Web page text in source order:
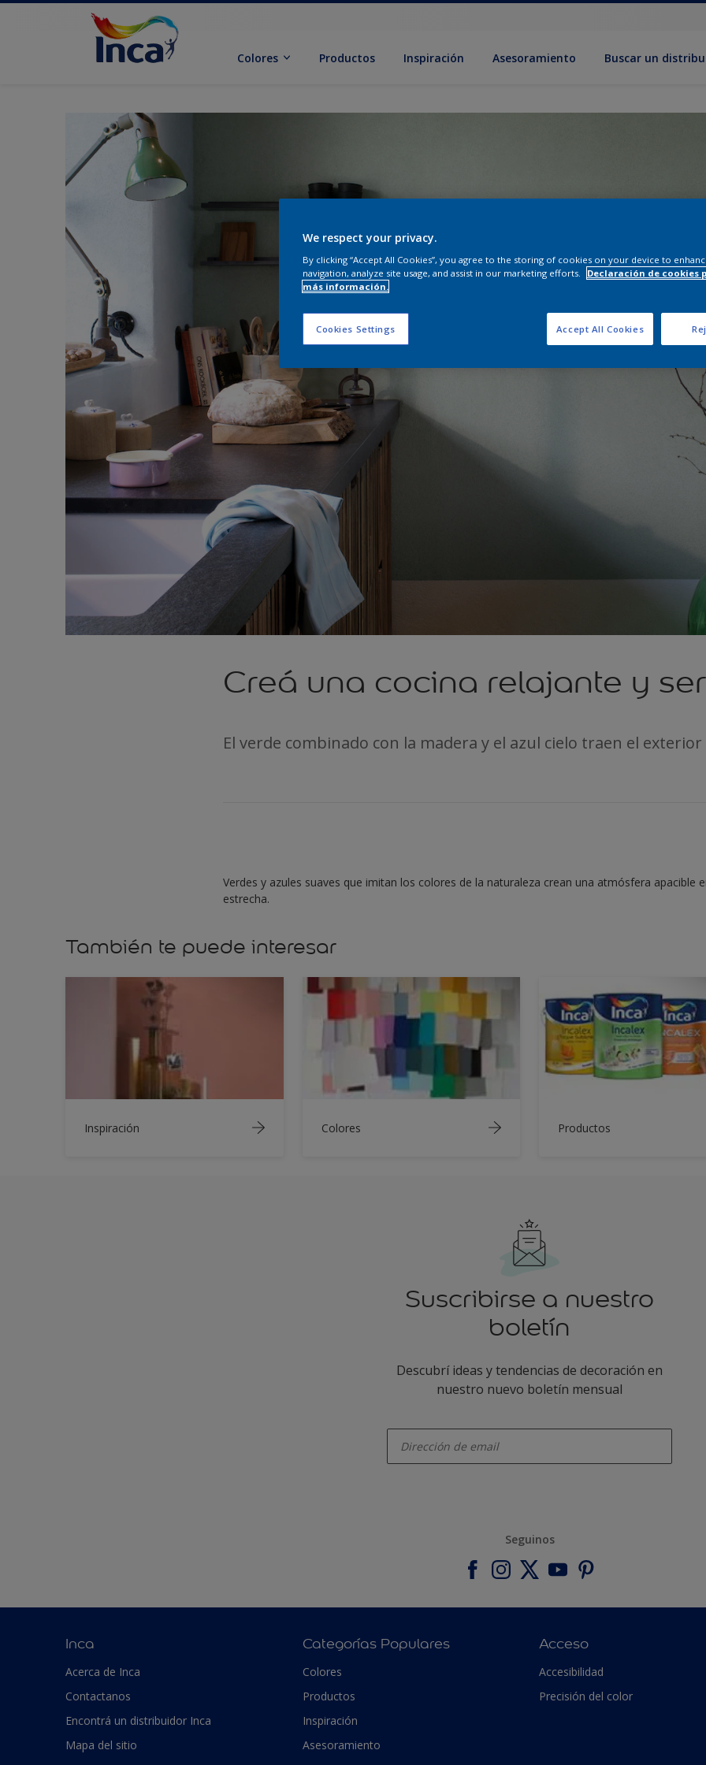
Colores Productos Inspiración Asesoramiento Buscar un
Creá una cocina relajante y
El verde combinado con la madera y el azul cielo traen el
Verdes y azules suaves que imitan los colores de la naturaleza crean una atmósfera apacible
estrecha.
También te puede interesar
Inspiración Colores Productos
Suscribirse a nuestro
boletín
Descubrí ideas y tendencias de decoración en
nuestro nuevo boletín mensual
Seguinos
Inca
Acerca de Inca
Contactanos
Encontrá un distribuidor Inca
Mapa del sitio
Categorías Populares
Colores
Productos
Inspiración
Asesoramiento
Acceso
Accesibilidad
Precisión del color
We respect your privacy.
By clicking “Accept All Cookies”, you agree to the storing of cookies on your device to
navigation, analyze site usage, and assist in our marketing efforts.
Declaración de cookies
más información.
Cookies Settings Accept All Cookies